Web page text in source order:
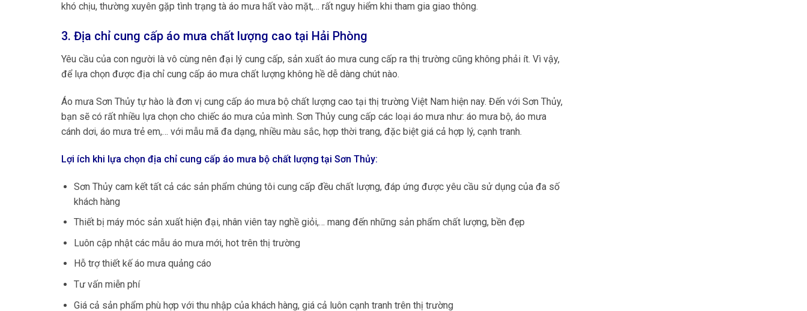
khó chịu, thường xuyên gặp tình trạng tà áo mưa hất vào mặt,… rất nguy hiểm khi tham gia giao thông.
3. Địa chỉ cung cấp áo mưa chất lượng cao tại Hải Phòng
Yêu cầu của con người là vô cùng nên đại lý cung cấp, sản xuất áo mưa cung cấp ra thị trường cũng không phải ít. Vì vậy,
để lựa chọn được địa chỉ cung cấp áo mưa chất lượng không hề dễ dàng chút nào.
Áo mưa Sơn Thủy tự hào là đơn vị cung cấp áo mưa bộ chất lượng cao tại thị trường Việt Nam hiện nay. Đến với Sơn Thủy,
bạn sẽ có rất nhiều lựa chọn cho chiếc áo mưa của mình. Sơn Thủy cung cấp các loại áo mưa như: áo mưa bộ, áo mưa
cánh dơi, áo mưa trẻ em,… với mẫu mã đa dạng, nhiều màu sắc, hợp thời trang, đặc biệt giá cả hợp lý, cạnh tranh.
Lợi ích khi lựa chọn địa chỉ cung cấp áo mưa bộ chất lượng tại Sơn Thủy:
Sơn Thủy cam kết tất cả các sản phẩm chúng tôi cung cấp đều chất lượng, đáp ứng được yêu cầu sử dụng của đa số
khách hàng
Thiết bị máy móc sản xuất hiện đại, nhân viên tay nghề giỏi,… mang đến những sản phẩm chất lượng, bền đẹp
Luôn cập nhật các mẫu áo mưa mới, hot trên thị trường
Hỗ trợ thiết kế áo mưa quảng cáo
Tư vấn miễn phí
Giá cả sản phẩm phù hợp với thu nhập của khách hàng, giá cả luôn cạnh tranh trên thị trường